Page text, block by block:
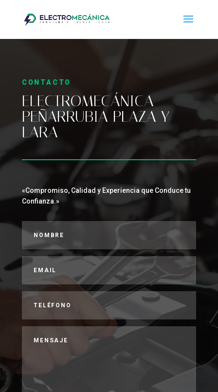
CONTACTO
ELECTROMECÁNICA
PEÑARRUBIA PLAZA Y
LARA
«Compromiso, Calidad y Experiencia que Conduce tu
Confianza.»